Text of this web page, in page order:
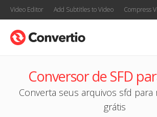
Video Editor Add Subtitles to Video Compress
Conversor de SFD
Converta seus arquivos sfd para
grátis